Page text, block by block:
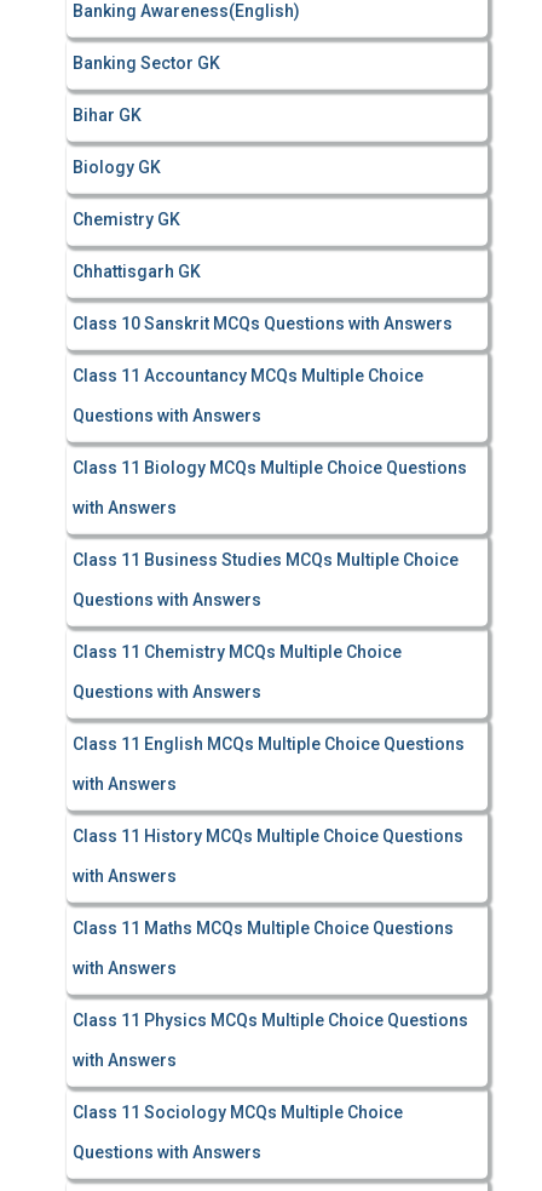
Banking Awareness(English)
Banking Sector GK
Bihar GK
Biology GK
Chemistry GK
Chhattisgarh GK
Class 10 Sanskrit MCQs Questions with Answers
Class 11 Accountancy MCQs Multiple Choice
Questions with Answers
Class 11 Biology MCQs Multiple Choice Questions
with Answers
Class 11 Business Studies MCQs Multiple Choice
Questions with Answers
Class 11 Chemistry MCQs Multiple Choice
Questions with Answers
Class 11 English MCQs Multiple Choice Questions
with Answers
Class 11 History MCQs Multiple Choice Questions
with Answers
Class 11 Maths MCQs Multiple Choice Questions
with Answers
Class 11 Physics MCQs Multiple Choice Questions
with Answers
Class 11 Sociology MCQs Multiple Choice
Questions with Answers